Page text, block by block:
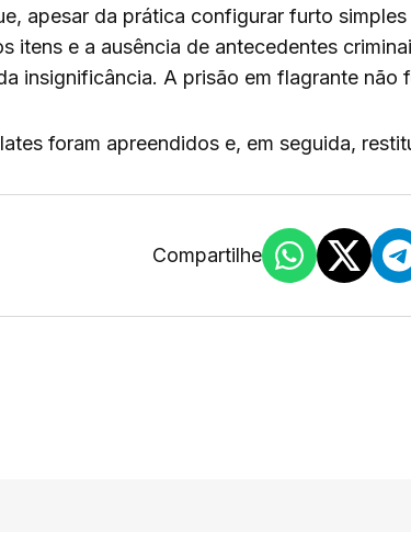
apesar da prática configurar furto
itens e a ausência de antecedentes
insignificância. A prisão em flagrante não
foram apreendidos e, em seguida,
Compartilhe